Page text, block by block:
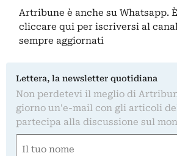
Artribune è anche su Whatsapp.
cliccare qui per iscriversi al
sempre aggiornati
Lettera, la newsletter quotidiana
Non perdetevi il meglio di
giorno un'e-mail con gli articoli
partecipa alla discussione sul